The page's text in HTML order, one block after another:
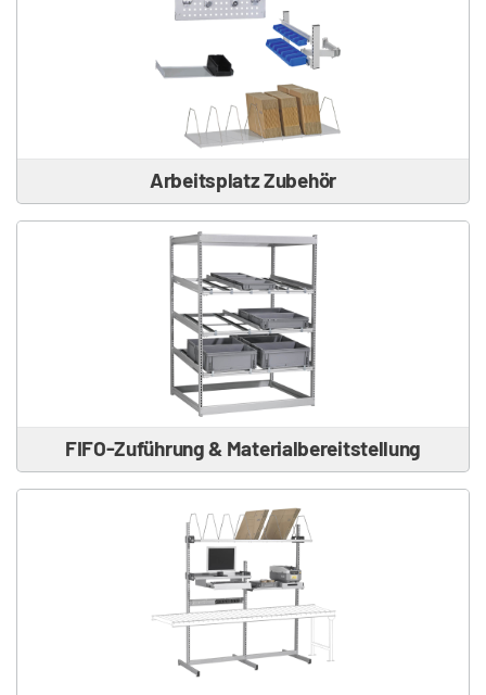
Arbeitsplatz Zubehör
FIFO-Zuführung & Materialbereitstellung